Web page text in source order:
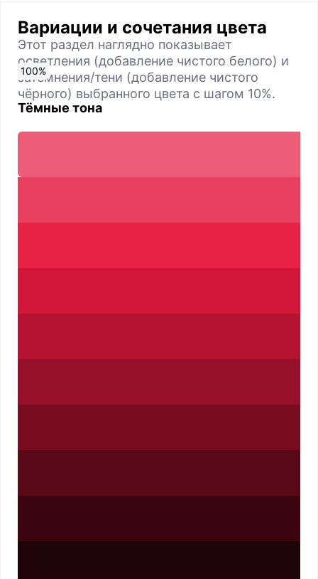
Вариации и сочетания цвета
Этот раздел наглядно показывает
осветления (добавление чистого белого) и
затемнения/тени (добавление чистого
чёрного) выбранного цвета с шагом 10%.
Тёмные тона
0%
10%
20%
30%
40%
50%
60%
70%
80%
90%
100%